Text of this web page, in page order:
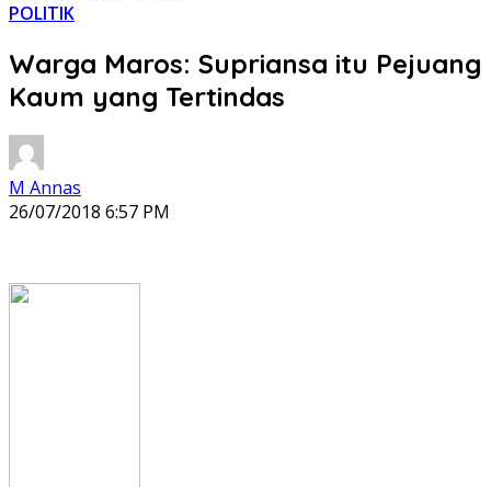
POLITIK
Warga Maros: Supriansa itu Pejuang
Kaum yang Tertindas
M Annas
26/07/2018 6:57 PM